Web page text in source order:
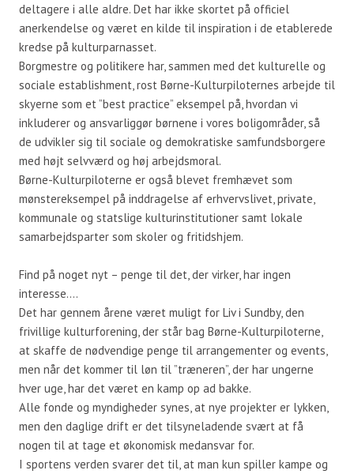
deltagere i alle aldre. Det har ikke skortet på officiel
anerkendelse og været en kilde til inspiration i de etablerede
kredse på kulturparnasset.
Borgmestre og politikere har, sammen med det kulturelle og
sociale establishment, rost Børne-Kulturpiloternes arbejde til
skyerne som et ”best practice” eksempel på, hvordan vi
inkluderer og ansvarliggør børnene i vores boligområder, så
de udvikler sig til sociale og demokratiske samfundsborgere
med højt selvværd og høj arbejdsmoral.
Børne-Kulturpiloterne er også blevet fremhævet som
mønstereksempel på inddragelse af erhvervslivet, private,
kommunale og statslige kulturinstitutioner samt lokale
samarbejdsparter som skoler og fritidshjem.
Find på noget nyt – penge til det, der virker, har ingen
interesse….
Det har gennem årene været muligt for Liv i Sundby, den
frivillige kulturforening, der står bag Børne-Kulturpiloterne,
at skaffe de nødvendige penge til arrangementer og events,
men når det kommer til løn til ”træneren”, der har ungerne
hver uge, har det været en kamp op ad bakke.
Alle fonde og myndigheder synes, at nye projekter er lykken,
men den daglige drift er det tilsyneladende svært at få
nogen til at tage et økonomisk medansvar for.
I sportens verden svarer det til, at man kun spiller kampe og